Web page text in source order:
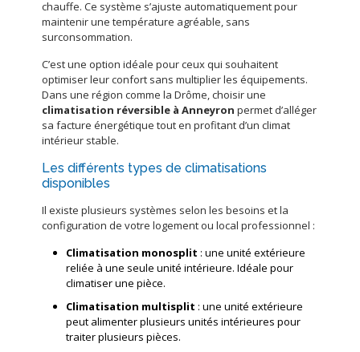
chauffe. Ce système s’ajuste automatiquement pour
maintenir une température agréable, sans
surconsommation.
C’est une option idéale pour ceux qui souhaitent
optimiser leur confort sans multiplier les équipements.
Dans une région comme la Drôme, choisir une
climatisation réversible à Anneyron permet d’alléger
sa facture énergétique tout en profitant d’un climat
intérieur stable.
Les différents types de climatisations
disponibles
Il existe plusieurs systèmes selon les besoins et la
configuration de votre logement ou local professionnel :
Climatisation monosplit : une unité extérieure
reliée à une seule unité intérieure. Idéale pour
climatiser une pièce.
Climatisation multisplit : une unité extérieure
peut alimenter plusieurs unités intérieures pour
traiter plusieurs pièces.